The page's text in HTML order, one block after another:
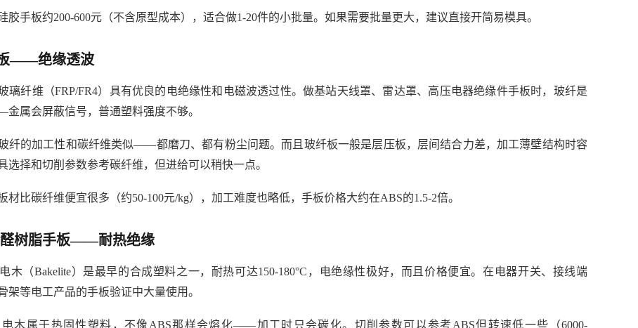
胶手板约200-600元（不含原型成本），适合做1-20件的小批量。如果需要批量更大，建议直接开简易模具。
——绝缘透波
璃纤维（FRP/FR4）具有优良的电绝缘性和电磁波透过性。做基站天线罩、雷达罩、高压电器绝缘件手板时，玻纤是
属会屏蔽信号，普通塑料强度不够。
纤的加工性和碳纤维类似——都磨刀、都有粉尘问题。而且玻纤板一般是层压板，层间结合力差，加工薄壁结构时容
选择和切削参数参考碳纤维，但进给可以稍快一点。
材比碳纤维便宜很多（约50-100元/kg），加工难度也略低，手板价格大约在ABS的1.5-2倍。
醛树脂手板——耐热绝缘
木（Bakelite）是最早的合成塑料之一，耐热可达150-180°C，电绝缘性极好，而且价格便宜。在电器开关、接线端
架等电工产品的手板验证中大量使用。
电木属于热固性塑料，不像ABS那样会熔化——加工时只会碳化。切削参数可以参考ABS但转速低一些（6000-